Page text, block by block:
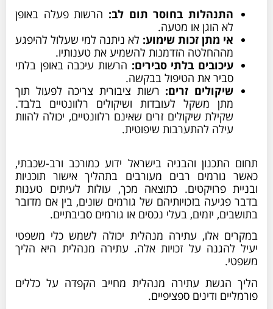
בחוסר תום לב:הרשות פעלה באופן
לא הוגן או מטעה.
אי מתן זכות שימוע:לא ניתנה למי שעלול להיפגע
מההחלטה הזדמנות להשמיע את טענותיו.
עיכובים בלתי סבירים: הרשות עיכבה באופן בלתי
סביר את הטיפול בבקשה.
זרים:רשות ציבורית צריכה לפעול תוך
מתן משקל לעובדות ושיקולים רלוונטיים בלבד.
שקילת שיקולים זרים שאינם רלוונטיים, יכולה להוות
עילה להתערבות שיפוטית.
והבניה בישראל ידוע כמורכב ורב-שכבתי,
רבים מעורבים בתהליך אישור תוכניות
פרויקטים. כתוצאה מכך, עולות לעיתים טענות
בזכויותיהם של גורמים שונים, בין אם מדובר
יזמים, בעלי נכסים או גורמים סביבתיים.
אלו, עתירה מנהלית יכולה לשמש כלי משפטי
על זכויות אלה. עתירה מנהלית היא הליך
עתירה מנהלית מחייב הקפדה על כללים
ודינים ספציפיים.